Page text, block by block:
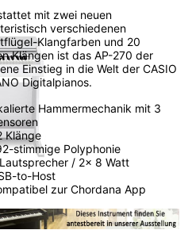
anfragen
nebeneinander
reiner Online-
mit zwei neuen
verschiedenen
Klangfarben und 20
Klängen ist das AP-270 der
Einstieg in die Welt der CASIO
Digitalpianos.
Hammermechanik mit 3
Klänge
stimmige Polyphonie
/ 2x 8 Watt
to-Host
zur Chordana App